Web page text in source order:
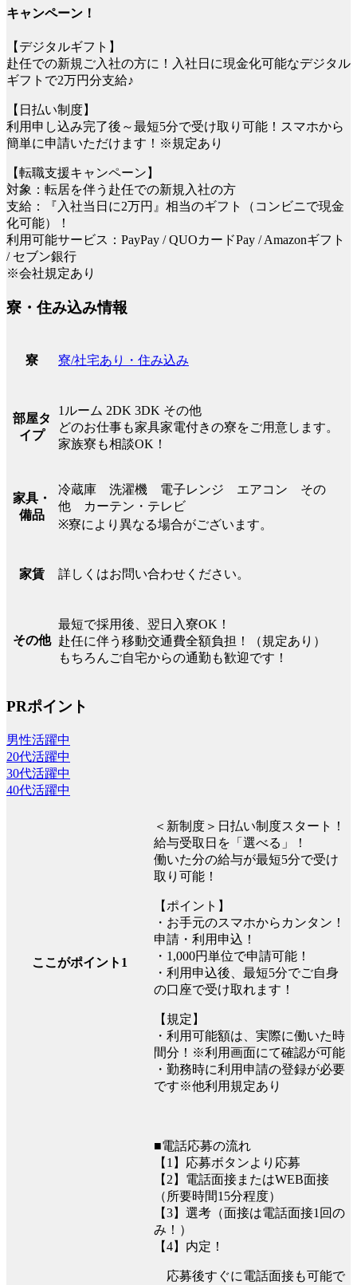
キャンペーン！
【デジタルギフト】
赴任での新規ご入社の方に！入社日に現金化可能なデジタル
ギフトで2万円分支給♪
【日払い制度】
利用申し込み完了後～最短5分で受け取り可能！スマホから
簡単に申請いただけます！※規定あり
【転職支援キャンペーン】
対象：転居を伴う赴任での新規入社の方
支給：『入社当日に2万円』相当のギフト（コンビニで現金
化可能）！
利用可能サービス：PayPay / QUOカードPay / Amazonギフト
/ セブン銀行
※会社規定あり
寮・住み込み情報
寮 寮/社宅あり・住み込み
部屋タ
イプ
1ルーム 2DK 3DK その他
どのお仕事も家具家電付きの寮をご用意します。
家族寮も相談OK！
家具・
備品
冷蔵庫 洗濯機 電子レンジ エアコン その
他 カーテン・テレビ
※寮により異なる場合がございます。
家賃 詳しくはお問い合わせください。
その他
最短で採用後、翌日入寮OK！
赴任に伴う移動交通費全額負担！（規定あり）
もちろんご自宅からの通勤も歓迎です！
PRポイント
男性活躍中
20代活躍中
30代活躍中
40代活躍中
ここがポイント1
＜新制度＞日払い制度スタート！
給与受取日を「選べる」！
働いた分の給与が最短5分で受け
取り可能！
【ポイント】
・お手元のスマホからカンタン！
申請・利用申込！
・1,000円単位で申請可能！
・利用申込後、最短5分でご自身
の口座で受け取れます！
【規定】
・利用可能額は、実際に働いた時
間分！※利用画面にて確認が可能
・勤務時に利用申請の登録が必要
です※他利用規定あり
■電話応募の流れ
【1】応募ボタンより応募
【2】電話面接またはWEB面接
（所要時間15分程度）
【3】選考（面接は電話面接1回の
み！）
【4】内定！
応募後すぐに電話面接も可能で